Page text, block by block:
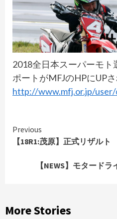
2018全日本スーパーモト
ポートがMFJのHPにUPさ
http://www.mfj.or.jp/
Continue
Reading
Previous
【18R1:茂原】正式リザルト
【NEWS】モタード
More Stories